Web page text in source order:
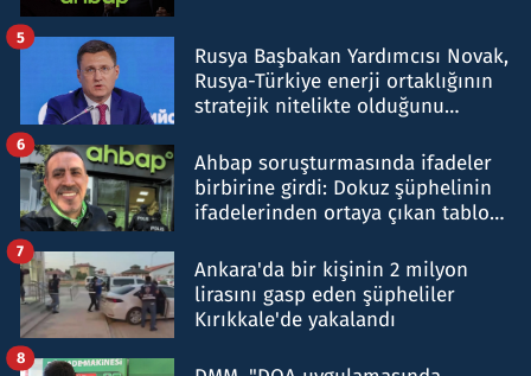
Rusya Başbakan Yardımcısı Novak,
Rusya-Türkiye enerji ortaklığının
stratejik nitelikte olduğunu
5
Ahbap soruşturmasında ifadeler
birbirine girdi: Dokuz şüphelinin
ifadelerinden ortaya çıkan tablo
6
Ankara'da bir kişinin 2 milyon
lirasını gasp eden şüpheliler
Kırıkkale'de yakalandı
7
8